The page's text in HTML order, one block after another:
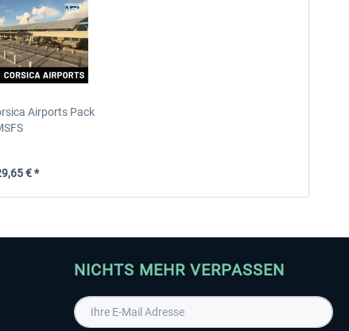
Airports Pack
€ *
NICHTS MEHR VERPASSEN